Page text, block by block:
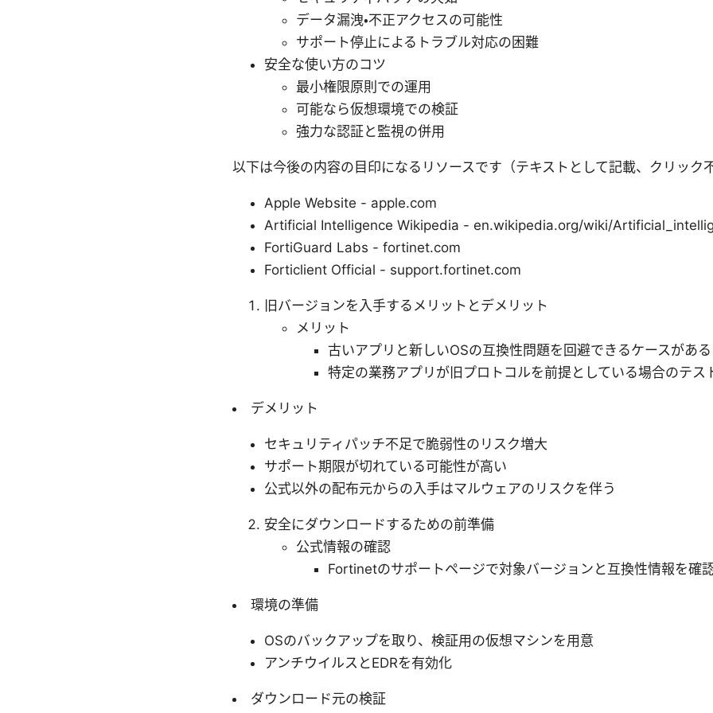
データ漏洩・不正アクセスの可能性
サポート停止によるトラブル対応の困難
安全な使い方のコツ
最小権限原則での運用
可能なら仮想環境での検証
強力な認証と監視の併用
以下は今後の内容の目印になるリソースです（テキストとして記載、クリック不
Apple Website - apple.com
Artificial Intelligence Wikipedia - en.wikipedia.org/wiki/
FortiGuard Labs - fortinet.com
Forticlient Official - support.fortinet.com
旧バージョンを入手するメリットとデメリット
メリット
古いアプリと新しいOSの互換性問題を回避できるケースがある
特定の業務アプリが旧プロトコルを前提としている場合のテス
デメリット
セキュリティパッチ不足で脆弱性のリスク増大
サポート期限が切れている可能性が高い
公式以外の配布元からの入手はマルウェアのリスクを伴う
安全にダウンロードするための前準備
公式情報の確認
Fortinetのサポートページで対象バージョンと互換性情報を確
環境の準備
OSのバックアップを取り、検証用の仮想マシンを用意
アンチウイルスとEDRを有効化
ダウンロード元の検証